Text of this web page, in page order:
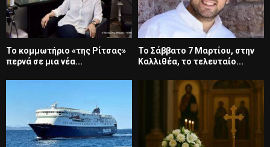
Το κομμωτήριο «της Ρίτσας»
περνά σε μια νέα...
Το Σάββατο 7 Μαρτίου, στην
Καλλιθέα, το τελευταίο...